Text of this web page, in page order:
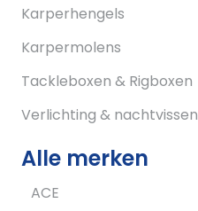
Karperhengels
Karpermolens
Tackleboxen & Rigboxen
Verlichting & nachtvissen
Alle merken
ACE